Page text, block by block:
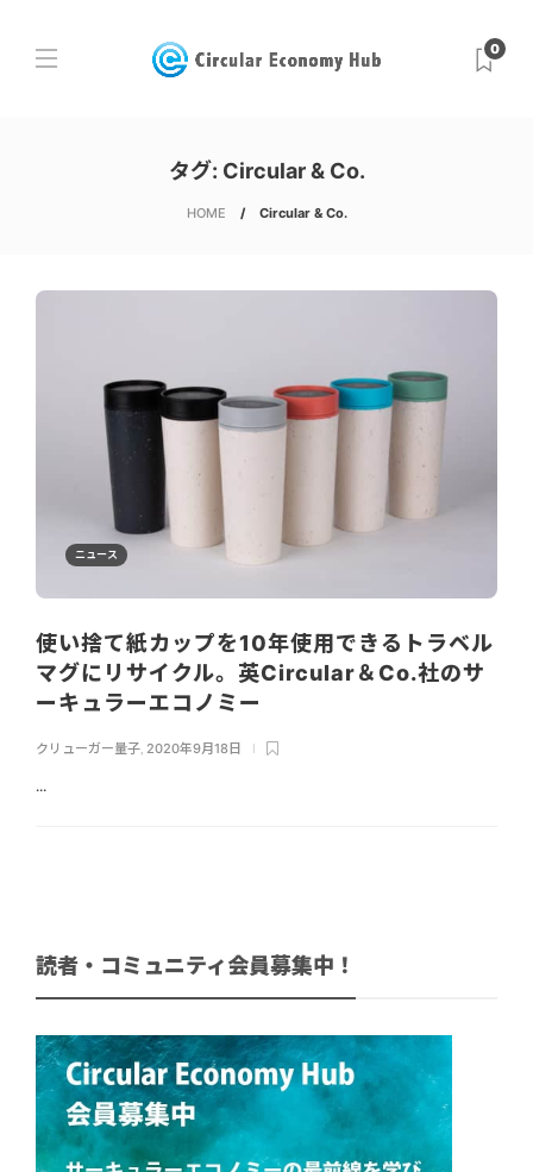
0
タグ: Circular & Co.
HOME Circular & Co.
ニュース
使い捨て紙カップを10年使用できるトラベル
マグにリサイクル。英Circular＆Co.社のサ
ーキュラーエコノミー
クリューガー量子 2020年9月18日
...
読者・コミュニティ会員募集中！